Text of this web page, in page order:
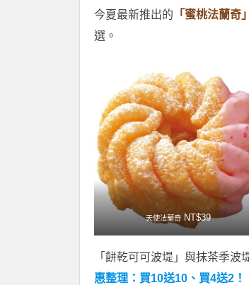
今夏最新推出的 「蜜桃法蘭奇」
選。
天使法蘭奇 NT$39
「餅乾可可波堤」與抹茶季波
惠整理：買10送10、買4送2！